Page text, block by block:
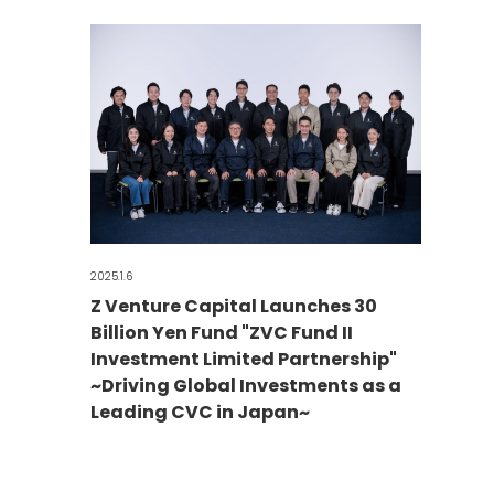
2025.1.6
Z Venture Capital Launches 30
Billion Yen Fund "ZVC Fund II
Investment Limited Partnership"
~Driving Global Investments as a
Leading CVC in Japan~